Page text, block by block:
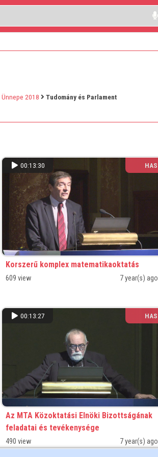
2018 Tudomány és Parlament
00:13:30 HAS
Korszerű komplex matematikaoktatás
609 view 7 year(s) ago
00:13:27 HAS
Az MTA Közoktatási Elnöki Bizottságának
feladatai és tevékenysége
490 view 7 year(s) ago